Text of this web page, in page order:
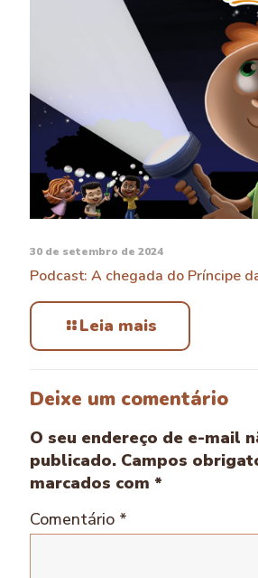
30 de setembro de 2024
Podcast: A chegada do Príncipe
Leia mais
Deixe um comentário
O seu endereço de e-mail
publicado. Campos
marcados com *
Comentário *